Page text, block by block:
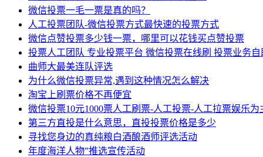
微信投票一毛一票是真的吗？
人工投票团队-微信投票方式最快速的投票方式
微信点赞投票多少钱一票，哪里可以花钱买点赞投票
投票人工团队 专业投票平台 微信投票在线刷 投票业务自
曲师大最美连队评选
为什么微信投票异常,遇到这种情况怎么解决
淘宝上刷票价格不再便宜
微信投票10元1000票人工刷票-人工投票-人工拉票娱乐为
第三方直投是什么意思，直投投票价格是多少
寻找您身边的真纯粮白酒酿酒师评选活动
年度海洋人物”推选宣传活动